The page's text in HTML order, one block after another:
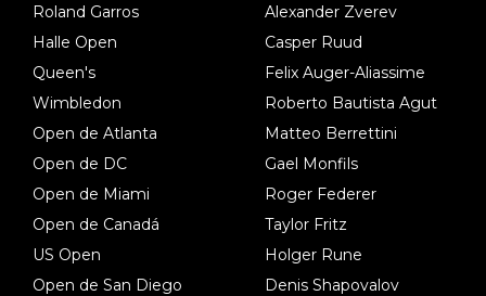
Roland Garros
Halle Open
Queen's
Wimbledon
Open de Atlanta
Open de DC
Open de Miami
Open de Canadá
US Open
Open de San Diego
Alexander Zverev
Casper Ruud
Felix Auger-Aliassime
Roberto Bautista Agut
Matteo Berrettini
Gael Monfils
Roger Federer
Taylor Fritz
Holger Rune
Denis Shapovalov